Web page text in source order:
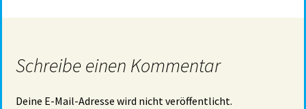
Schreibe einen Kommentar
Deine E-Mail-Adresse wird nicht veröffentlicht.